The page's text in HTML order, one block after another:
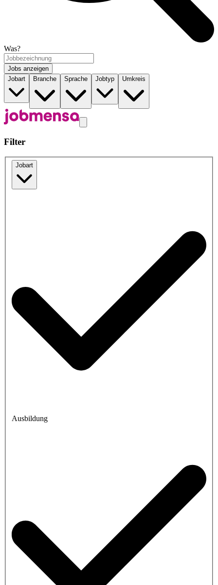
Was?
Jobs anzeigen
Jobart
Branche Sprache Jobtyp Umkreis
Filter
Jobart
Ausbildung